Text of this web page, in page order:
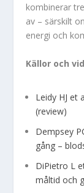
kombinerar
av – särskilt
energi och
Källor och
Leidy HJ et
(review)
Dempsey
gång –
DiPietro L
måltid och